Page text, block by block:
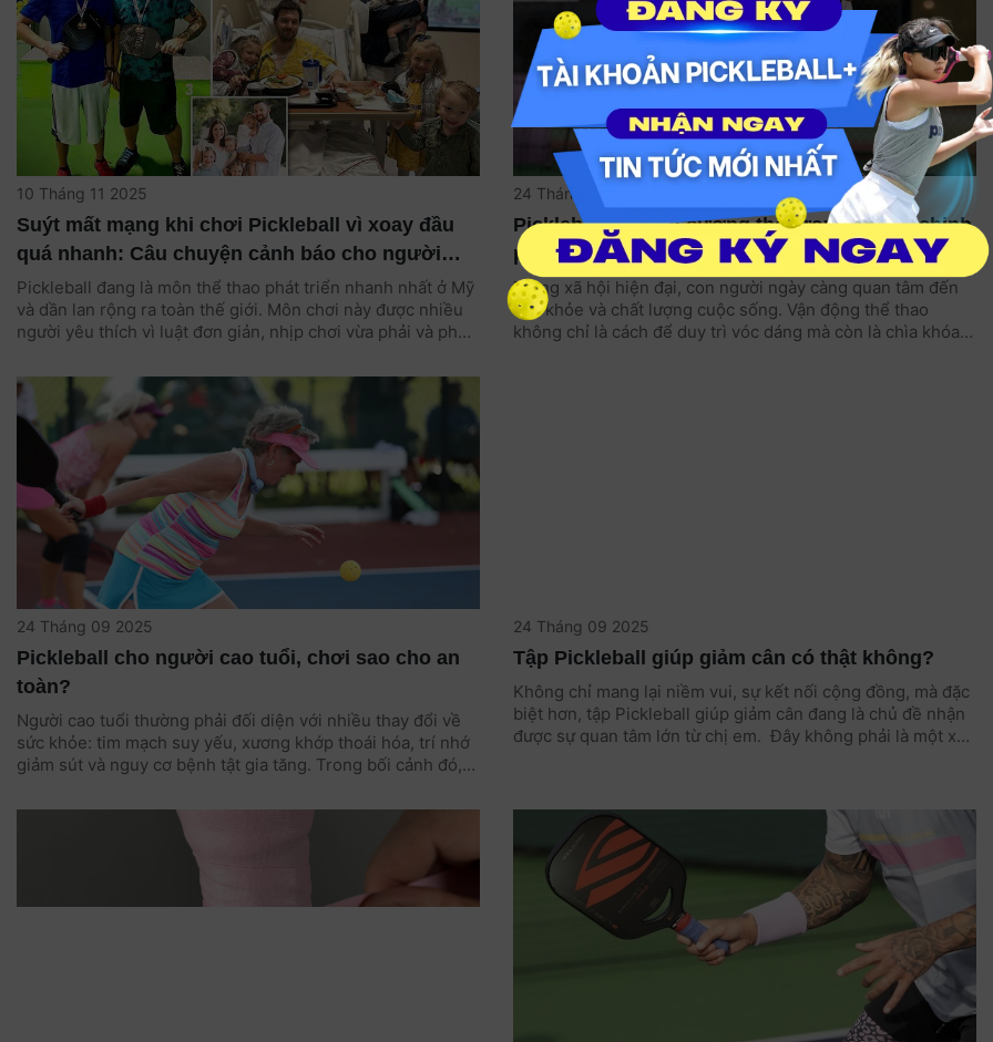
10 Tháng 11 2025
Suýt mất mạng khi chơi Pickleball vì xoay đầu
quá nhanh: Câu chuyện cảnh báo cho người
yêu thể thao
Pickleball đang là môn thể thao phát triển nhanh nhất ở Mỹ
và dần lan rộng ra toàn thế giới. Môn chơi này được nhiều
người yêu thích vì luật đơn giản, nhịp chơi vừa phải và phù
xảy ra ở bang Missouri (Mỹ) khiến cộng đồng pickleball
không khỏi bàng hoàng. Một người đàn ông 35 tuổi suýt
mất mạng chỉ vì xoay đầu quá nhanh khi đang thi đấu.
24 Tháng 09 2025
Pickleball và tăng cường thể lực: Bí quyết chinh
phục sức khỏe bền bỉ
Trong xã hội hiện đại, con người ngày càng quan tâm đến
sức khỏe và chất lượng cuộc sống. Vận động thể thao
không chỉ là cách để duy trì vóc dáng mà còn là chìa khóa
24 Tháng 09 2025
Pickleball cho người cao tuổi, chơi sao cho an
toàn?
Người cao tuổi thường phải đối diện với nhiều thay đổi về
sức khỏe: tim mạch suy yếu, xương khớp thoái hóa, trí nhớ
giảm sút và nguy cơ bệnh tật gia tăng. Trong bối cảnh đó,
khỏe và chất lượng cuộc sống. Tuy nhiên, câu hỏi lớn là:
“Người cao tuổi nên tập môn thể thao nào vừa an toàn, vừa
24 Tháng 09 2025
Tập Pickleball giúp giảm cân có thật không?
Không chỉ mang lại niềm vui, sự kết nối cộng đồng, mà đặc
biệt hơn, tập Pickleball giúp giảm cân đang là chủ đề nhận
được sự quan tâm lớn từ chị em. Đây không phải là một xu